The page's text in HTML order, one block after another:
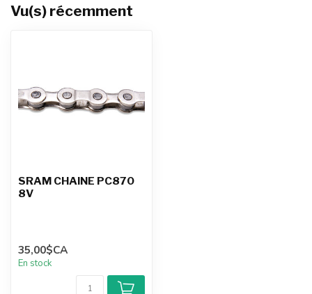
Vu(s) récemment
SRAM CHAINE PC870
8V
35,00$CA
En stock